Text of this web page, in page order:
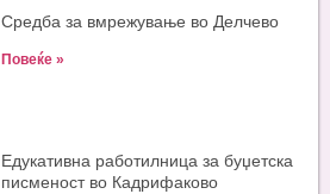
Средба за вмрежување во Делчево
Повеќе »
Едукативна работилница за буџетска
писменост во Кадрифаково